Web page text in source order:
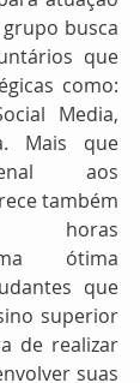
busca
que
como:
Media,
Mais que
aos
também
horas
ótima
que
superior
de realizar
suas